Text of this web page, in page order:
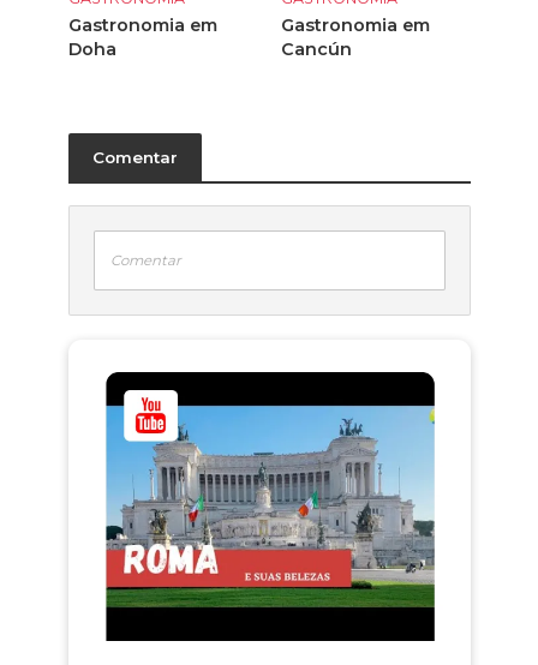
Gastronomia em
Doha
Gastronomia em
Cancún
Comentar
Comentar